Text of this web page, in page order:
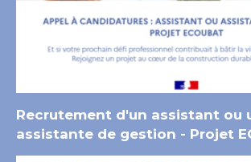
Recrutement d'un assistant ou
assistante de gestion - Projet